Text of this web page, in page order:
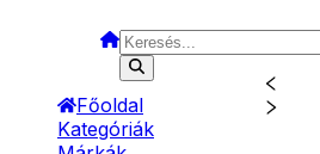
Főoldal
Kategóriák